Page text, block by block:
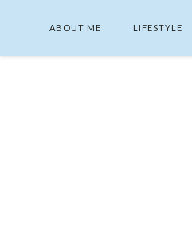
ABOUT ME LIFESTYLE